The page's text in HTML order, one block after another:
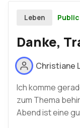
Leben Public
Danke,
Christiane
Ich komme
zum Thema
Abend ist eine